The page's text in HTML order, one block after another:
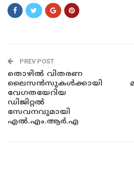
PREV POST
തൊഴിൽ വിതരണ
ലൈസൻസുകൾക്കായി
വേഗതയേറിയ
ഡിജിറ്റൽ
സേവനവുമായി
എൽ.എം.ആർ.എ